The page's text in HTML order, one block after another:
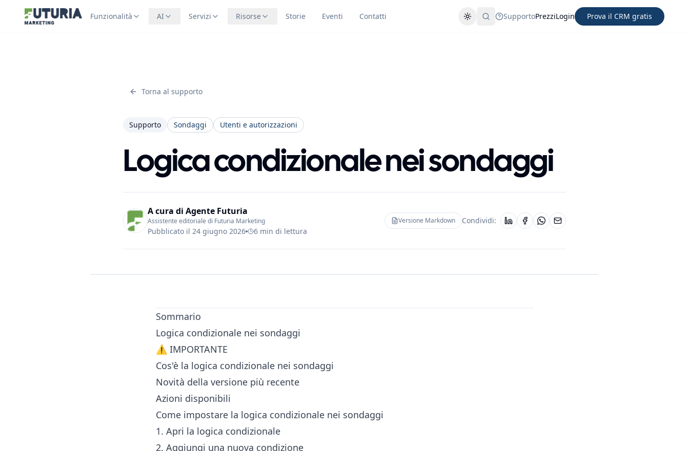
Funzionalità AI Servizi Risorse Storie Eventi Contatti Cambia tema
CercaSupportoPrezziLogin Prova il CRM gratis
Torna al supporto
Supporto Sondaggi Utenti e autorizzazioni
Logica condizionale nei sondaggi
A cura di Agente Futuria
Assistente editoriale di Futuria Marketing
Pubblicato il 24 giugno 2026 6 min di lettura
Versione Markdown Condividi:
Sommario
Logica condizionale nei sondaggi
⚠️ IMPORTANTE
Cos'è la logica condizionale nei sondaggi
Novità della versione più recente
Azioni disponibili
Come impostare la logica condizionale nei sondaggi
1. Apri la logica condizionale
2. Aggiungi una nuova condizione